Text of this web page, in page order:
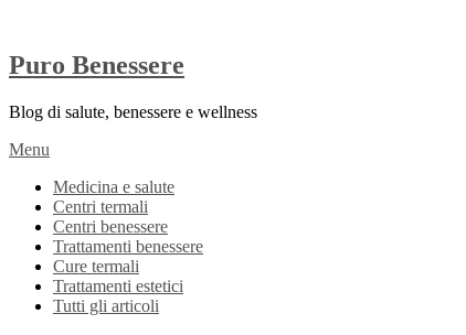
Puro Benessere
Blog di salute, benessere e wellness
Menu
Medicina e salute
Centri termali
Centri benessere
Trattamenti benessere
Cure termali
Trattamenti estetici
Tutti gli articoli